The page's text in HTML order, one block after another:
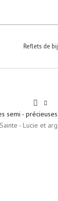
semi - précieuses
- Lucie et